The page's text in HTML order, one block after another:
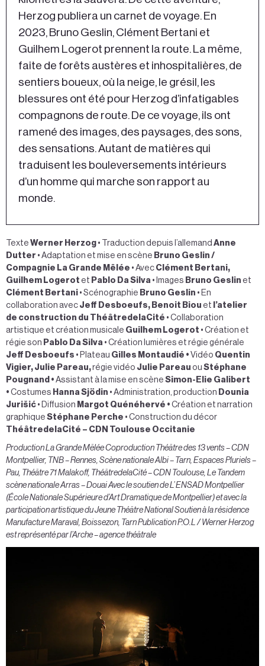
Herzog publiera un carnet de voyage. En
2023, Bruno Geslin, Clément Bertani et
Guilhem Logerot prennent la route. La même,
faite de forêts austères et inhospitalières, de
sentiers boueux, où la neige, le grésil, les
blessures ont été pour Herzog d’infatigables
compagnons de route. De ce voyage, ils ont
ramené des images, des paysages, des sons,
des sensations. Autant de matières qui
traduisent les bouleversements intérieurs
d’un homme qui marche son rapport au
monde.
Texte Werner Herzog • Traduction depuis l’allemand Anne
Dutter • Adaptation et mise en scène Bruno Geslin /
Compagnie La Grande Mêlée • Avec Clément Bertani,
Guilhem Logerot et Pablo Da Silva • Images Bruno Geslin et
Clément Bertani • Scénographie Bruno Geslin • En
collaboration avec Jeff Desboeufs, Benoit Biou et l’atelier
de construction du ThéâtredelaCité • Collaboration
artistique et création musicale Guilhem Logerot • Création et
régie son Pablo Da Silva • Création lumières et régie générale
Jeff Desboeufs • Plateau Gilles Montaudié • Vidéo Quentin
Vigier, Julie Pareau,régie vidéo Julie Pareau ou Stéphane
Pougnand • Assistant à la mise en scène Simon-Elie Galibert
• Costumes Hanna Sjödin • Administration, production Dounia
Jurišić • Diffusion Margot Quénéhervé • Création et narration
graphique Stéphane Perche • Construction du décor
ThéâtredelaCité – CDN Toulouse Occitanie
Production La Grande Mêlée Coproduction Théâtre des 13 vents – CDN
Montpellier, TNB – Rennes, Scène nationale Albi – Tarn, Espaces Pluriels –
Pau, Théâtre 71 Malakoff, ThéâtredelaCité – CDN Toulouse, Le Tandem
scène nationale Arras – Douai Avec le soutien de L’ ENSAD Montpellier
(École Nationale Supérieure d’Art Dramatique de Montpellier) et avec la
participation artistique du Jeune Théâtre National Soutien à la résidence
Manufacture Maraval, Boissezon, Tarn Publication P.O.L / Werner Herzog
est représenté par l’Arche – agence théâtrale